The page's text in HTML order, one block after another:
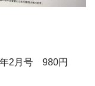
年2月号 980円